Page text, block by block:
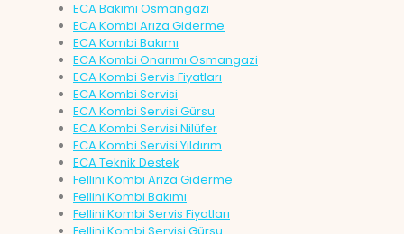
ECA Bakımı Osmangazi
ECA Kombi Arıza Giderme
ECA Kombi Bakımı
ECA Kombi Onarımı Osmangazi
ECA Kombi Servis Fiyatları
ECA Kombi Servisi
ECA Kombi Servisi Gürsu
ECA Kombi Servisi Nilüfer
ECA Kombi Servisi Yıldırım
ECA Teknik Destek
Fellini Kombi Arıza Giderme
Fellini Kombi Bakımı
Fellini Kombi Servis Fiyatları